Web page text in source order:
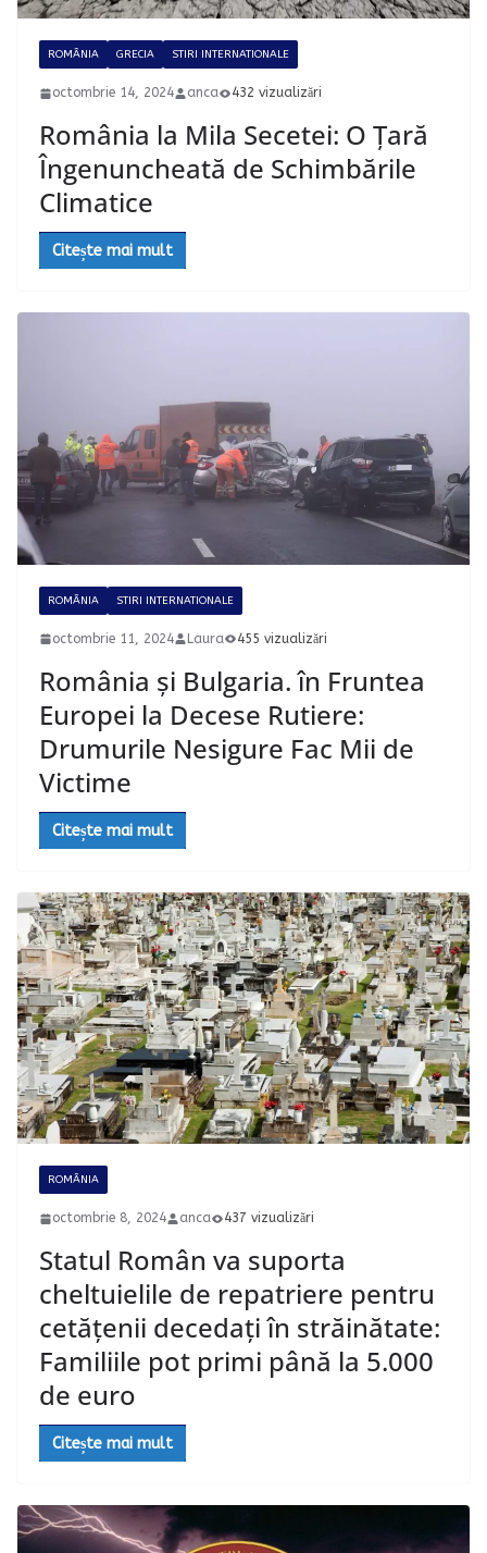
ROMÂNIA GRECIA STIRI INTERNATIONALE
octombrie 14, 2024 anca 432 vizualizări
România la Mila Secetei: O Țară
Îngenuncheată de Schimbările
Climatice
Citește mai mult
ROMÂNIA STIRI INTERNATIONALE
octombrie 11, 2024 Laura 455 vizualizări
România și Bulgaria. în Fruntea
Europei la Decese Rutiere:
Drumurile Nesigure Fac Mii de
Victime
Citește mai mult
ROMÂNIA
octombrie 8, 2024 anca 437 vizualizări
Statul Român va suporta
cheltuielile de repatriere pentru
cetățenii decedați în străinătate:
Familiile pot primi până la 5.000
de euro
Citește mai mult